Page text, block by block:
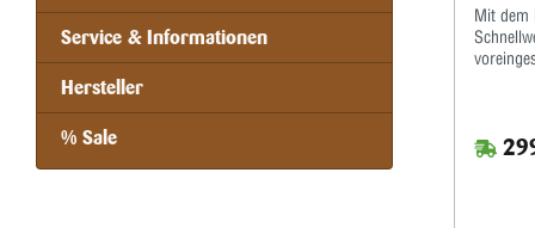
Service & Informationen
Hersteller
% Sale
Mit dem
große